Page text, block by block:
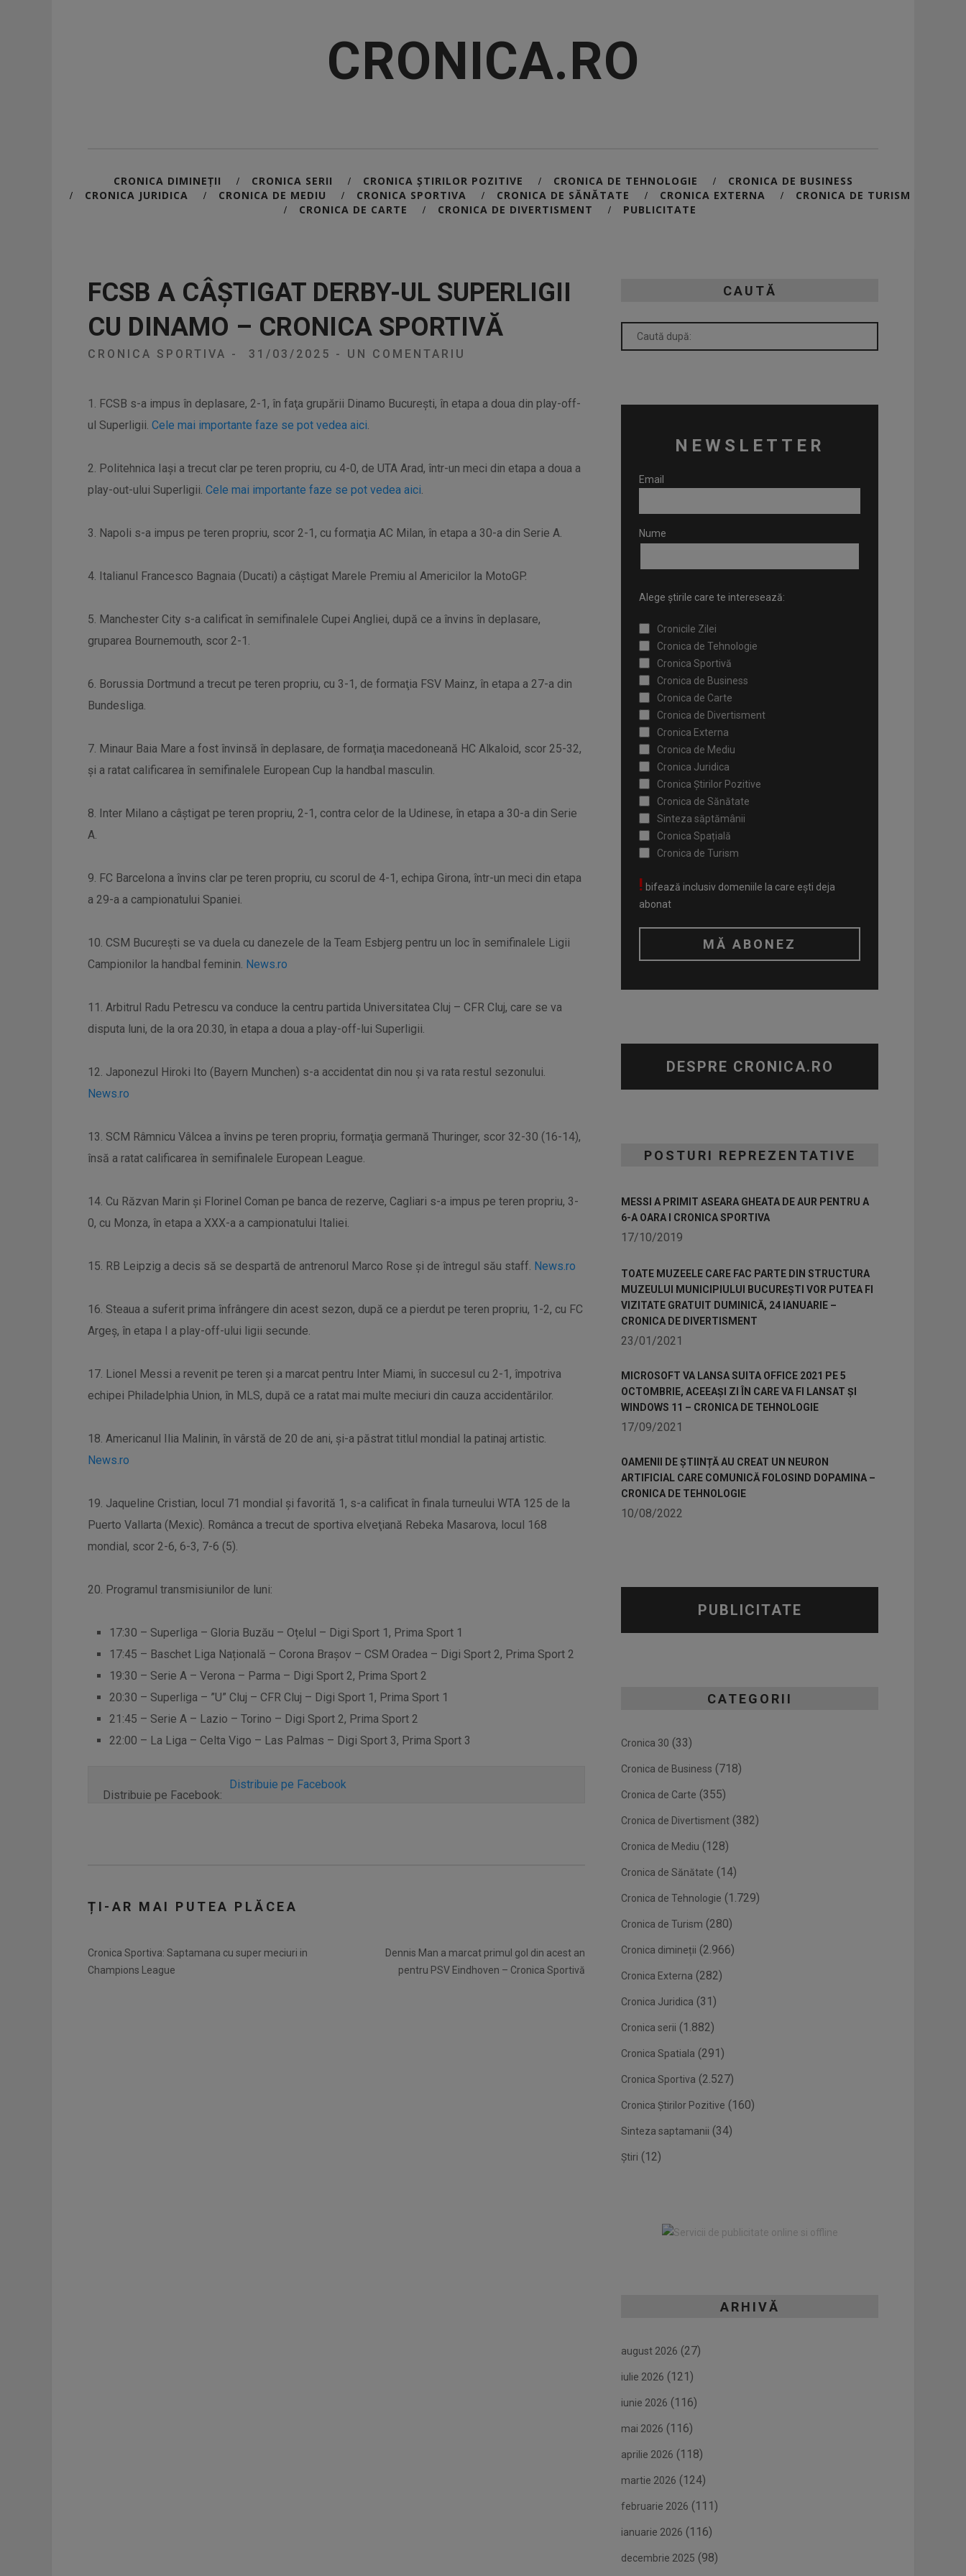
CRONICA.RO
CRONICA DIMINEȚII / CRONICA SERII / CRONICA ȘTIRILOR POZITIVE / CRONICA DE TEHNOLOGIE / CRONICA DE BUSINESS
/ CRONICA JURIDICA / CRONICA DE MEDIU / CRONICA SPORTIVA / CRONICA DE SĂNĂTATE / CRONICA EXTERNA / CRONICA DE TURISM
/ CRONICA DE CARTE / CRONICA DE DIVERTISMENT / PUBLICITATE
FCSB A CÂȘTIGAT DERBY-UL SUPERLIGII
CU DINAMO – CRONICA SPORTIVĂ
CRONICA SPORTIVA - 31/03/2025 - UN COMENTARIU
1. FCSB s-a impus în deplasare, 2-1, în faţa grupării Dinamo Bucureşti, în etapa a doua din play-off-
ul Superligii. Cele mai importante faze se pot vedea aici.
2. Politehnica Iaşi a trecut clar pe teren propriu, cu 4-0, de UTA Arad, într-un meci din etapa a doua a
play-out-ului Superligii. Cele mai importante faze se pot vedea aici.
3. Napoli s-a impus pe teren propriu, scor 2-1, cu formaţia AC Milan, în etapa a 30-a din Serie A.
4. Italianul Francesco Bagnaia (Ducati) a câştigat Marele Premiu al Americilor la MotoGP.
5. Manchester City s-a calificat în semifinalele Cupei Angliei, după ce a învins în deplasare,
gruparea Bournemouth, scor 2-1.
6. Borussia Dortmund a trecut pe teren propriu, cu 3-1, de formaţia FSV Mainz, în etapa a 27-a din
Bundesliga.
7. Minaur Baia Mare a fost învinsă în deplasare, de formaţia macedoneană HC Alkaloid, scor 25-32,
şi a ratat calificarea în semifinalele European Cup la handbal masculin.
8. Inter Milano a câștigat pe teren propriu, 2-1, contra celor de la Udinese, în etapa a 30-a din Serie
A.
9. FC Barcelona a învins clar pe teren propriu, cu scorul de 4-1, echipa Girona, într-un meci din etapa
a 29-a a campionatului Spaniei.
10. CSM Bucureşti se va duela cu danezele de la Team Esbjerg pentru un loc în semifinalele Ligii
Campionilor la handbal feminin. News.ro
11. Arbitrul Radu Petrescu va conduce la centru partida Universitatea Cluj – CFR Cluj, care se va
disputa luni, de la ora 20.30, în etapa a doua a play-off-lui Superligii.
12. Japonezul Hiroki Ito (Bayern Munchen) s-a accidentat din nou şi va rata restul sezonului.
News.ro
13. SCM Râmnicu Vâlcea a învins pe teren propriu, formaţia germană Thuringer, scor 32-30 (16-14),
însă a ratat calificarea în semifinalele European League.
14. Cu Răzvan Marin și Florinel Coman pe banca de rezerve, Cagliari s-a impus pe teren propriu, 3-
0, cu Monza, în etapa a XXX-a a campionatului Italiei.
15. RB Leipzig a decis să se despartă de antrenorul Marco Rose şi de întregul său staff. News.ro
16. Steaua a suferit prima înfrângere din acest sezon, după ce a pierdut pe teren propriu, 1-2, cu FC
Argeş, în etapa I a play-off-ului ligii secunde.
17. Lionel Messi a revenit pe teren şi a marcat pentru Inter Miami, în succesul cu 2-1, împotriva
echipei Philadelphia Union, în MLS, după ce a ratat mai multe meciuri din cauza accidentărilor.
18. Americanul Ilia Malinin, în vârstă de 20 de ani, şi-a păstrat titlul mondial la patinaj artistic.
News.ro
19. Jaqueline Cristian, locul 71 mondial şi favorită 1, s-a calificat în finala turneului WTA 125 de la
Puerto Vallarta (Mexic). Românca a trecut de sportiva elveţiană Rebeka Masarova, locul 168
mondial, scor 2-6, 6-3, 7-6 (5).
20. Programul transmisiunilor de luni:
17:30 – Superliga – Gloria Buzău – Oțelul – Digi Sport 1, Prima Sport 1
17:45 – Baschet Liga Națională – Corona Brașov – CSM Oradea – Digi Sport 2, Prima Sport 2
19:30 – Serie A – Verona – Parma – Digi Sport 2, Prima Sport 2
20:30 – Superliga – ”U” Cluj – CFR Cluj – Digi Sport 1, Prima Sport 1
21:45 – Serie A – Lazio – Torino – Digi Sport 2, Prima Sport 2
22:00 – La Liga – Celta Vigo – Las Palmas – Digi Sport 3, Prima Sport 3
Distribuie pe Facebook:
Distribuie pe Facebook
ȚI-AR MAI PUTEA PLĂCEA
Cronica Sportiva: Saptamana cu super meciuri in
Champions League
Dennis Man a marcat primul gol din acest an
pentru PSV Eindhoven – Cronica Sportivă
CAUTĂ
NEWSLETTER
Email
Nume
Alege știrile care te interesează:
Cronicile Zilei
Cronica de Tehnologie
Cronica Sportivă
Cronica de Business
Cronica de Carte
Cronica de Divertisment
Cronica Externa
Cronica de Mediu
Cronica Juridica
Cronica Știrilor Pozitive
Cronica de Sănătate
Sinteza săptămânii
Cronica Spațială
Cronica de Turism
! bifează inclusiv domeniile la care ești deja
abonat
DESPRE CRONICA.RO
POSTURI REPREZENTATIVE
MESSI A PRIMIT ASEARA GHEATA DE AUR PENTRU A
6-A OARA I CRONICA SPORTIVA
17/10/2019
TOATE MUZEELE CARE FAC PARTE DIN STRUCTURA
MUZEULUI MUNICIPIULUI BUCUREȘTI VOR PUTEA FI
VIZITATE GRATUIT DUMINICĂ, 24 IANUARIE –
CRONICA DE DIVERTISMENT
23/01/2021
MICROSOFT VA LANSA SUITA OFFICE 2021 PE 5
OCTOMBRIE, ACEEAȘI ZI ÎN CARE VA FI LANSAT ȘI
WINDOWS 11 – CRONICA DE TEHNOLOGIE
17/09/2021
OAMENII DE ȘTIINȚĂ AU CREAT UN NEURON
ARTIFICIAL CARE COMUNICĂ FOLOSIND DOPAMINA –
CRONICA DE TEHNOLOGIE
10/08/2022
PUBLICITATE
CATEGORII
Cronica 30 (33)
Cronica de Business (718)
Cronica de Carte (355)
Cronica de Divertisment (382)
Cronica de Mediu (128)
Cronica de Sănătate (14)
Cronica de Tehnologie (1.729)
Cronica de Turism (280)
Cronica dimineții (2.966)
Cronica Externa (282)
Cronica Juridica (31)
Cronica serii (1.882)
Cronica Spatiala (291)
Cronica Sportiva (2.527)
Cronica Știrilor Pozitive (160)
Sinteza saptamanii (34)
Știri (12)
ARHIVĂ
august 2026 (27)
iulie 2026 (121)
iunie 2026 (116)
mai 2026 (116)
aprilie 2026 (118)
martie 2026 (124)
februarie 2026 (111)
ianuarie 2026 (116)
decembrie 2025 (98)